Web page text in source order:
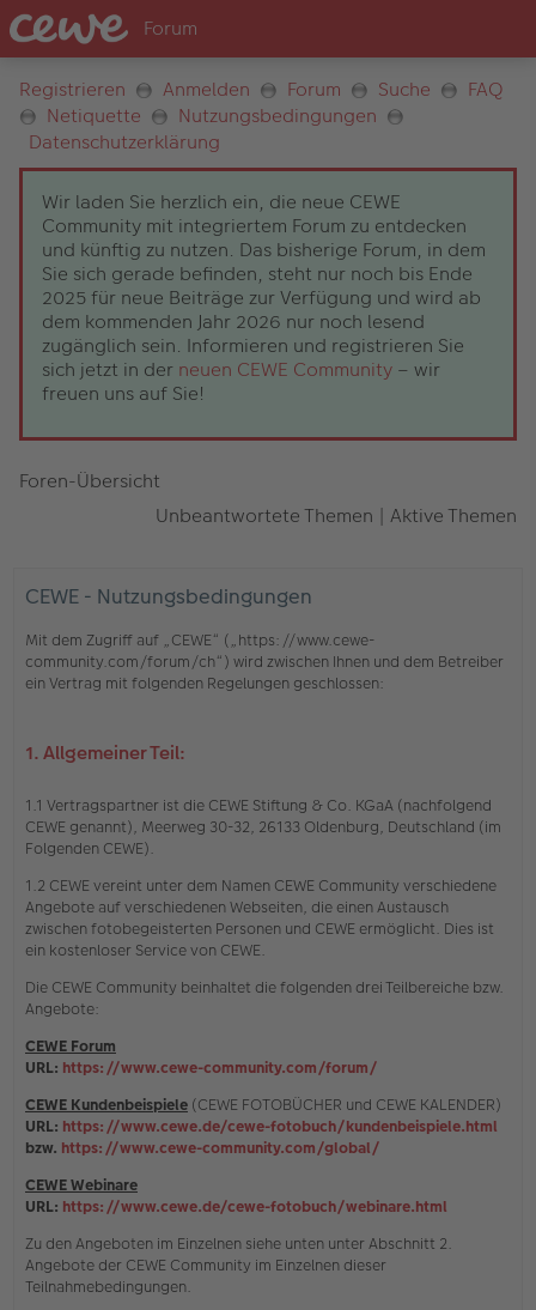
Registrieren Anmelden Forum Suche
FAQ
Netiquette
Nutzungsbedingungen
Datenschutzerklärung
Wir laden Sie herzlich ein, die neue CEWE
Community mit integriertem Forum zu entdecken
und künftig zu nutzen. Das bisherige Forum, in dem
Sie sich gerade befinden, steht nur noch bis Ende
2025 für neue Beiträge zur Verfügung und wird ab
dem kommenden Jahr 2026 nur noch lesend
zugänglich sein. Informieren und registrieren Sie
sich jetzt in der neuen CEWE Community – wir
freuen uns auf Sie!
Foren-Übersicht
Unbeantwortete Themen | Aktive Themen
CEWE - Nutzungsbedingungen
Mit dem Zugriff auf „CEWE“ („https://www.cewe-
community.com/forum/ch“) wird zwischen Ihnen und dem Betreiber
ein Vertrag mit folgenden Regelungen geschlossen:
1. Allgemeiner Teil:
1.1 Vertragspartner ist die CEWE Stiftung & Co. KGaA (nachfolgend
CEWE genannt), Meerweg 30-32, 26133 Oldenburg, Deutschland (im
Folgenden CEWE).
1.2 CEWE vereint unter dem Namen CEWE Community verschiedene
Angebote auf verschiedenen Webseiten, die einen Austausch
zwischen fotobegeisterten Personen und CEWE ermöglicht. Dies ist
ein kostenloser Service von CEWE.
Die CEWE Community beinhaltet die folgenden drei Teilbereiche bzw.
Angebote:
CEWE Forum
URL: https://www.cewe-community.com/forum/
CEWE Kundenbeispiele (CEWE FOTOBÜCHER und CEWE KALENDER)
URL: https://www.cewe.de/cewe-fotobuch/kundenbeispiele.html
bzw. https://www.cewe-community.com/global/
CEWE Webinare
URL: https://www.cewe.de/cewe-fotobuch/webinare.html
Zu den Angeboten im Einzelnen siehe unten unter Abschnitt 2.
Angebote der CEWE Community im Einzelnen dieser
Teilnahmebedingungen.